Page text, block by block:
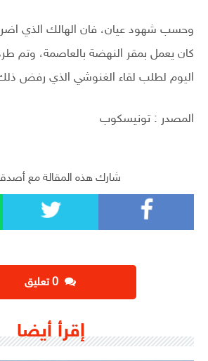
وحسب شهود عيان، فان الهالك الذي
كان يعمل بمقر النهضة بالعاصمة، وتم
اليوم لطلب لقاء الغنوشي الذي رفض ذلك،
المصدر : تونيسكوب
شارك هذه المقالة مع
إقرأ أيضا